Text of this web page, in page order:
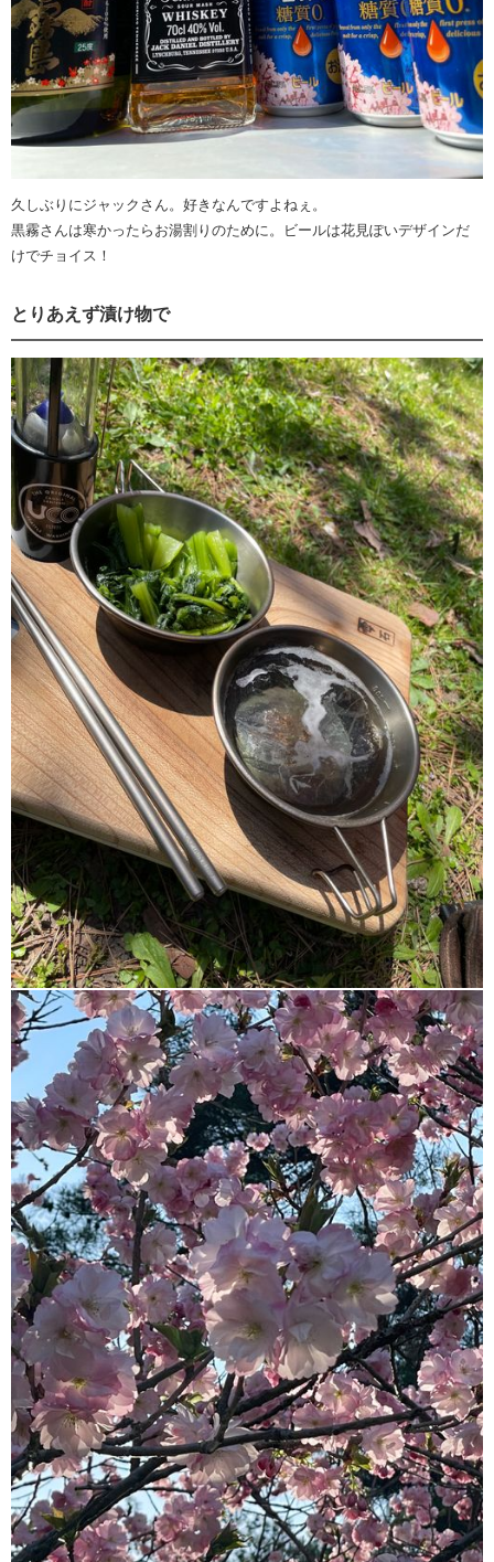
久しぶりにジャックさん。好きなんですよねぇ。
黒霧さんは寒かったらお湯割りのために。ビールは花見ぽいデザインだ
けでチョイス！
とりあえず漬け物で